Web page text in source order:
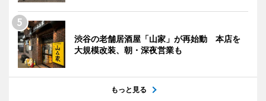
渋谷の老舗居酒屋「山家」が再始動 本店を
大規模改装、朝・深夜営業も
もっと見る